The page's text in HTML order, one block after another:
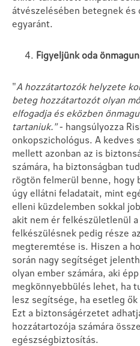
átvészelésében betegnek és
egyaránt.
Figyeljünk oda
"A hozzátartozók helyzete
beteg hozzátartozót olyan
elfogadja és eközben
tartaniuk."- hangsúlyozza
onkopszichológus. A kedves
mellett azonban az is
számára, ha biztonságban
rögtön felmerül benne, hogy
úgy ellátni feladatait, mint
elleni küzdelemben sokkal
akit nem ér felkészületlenül
felkészülésnek pedig része
megteremtése is. Hiszen a
során nagy segítséget
olyan ember számára, aki
megkönnyebbülés lehet, ha
lesz segítsége, ha esetleg
Ezt a biztonságérzetet
hozzátartozója számára
egészségbiztosítás.